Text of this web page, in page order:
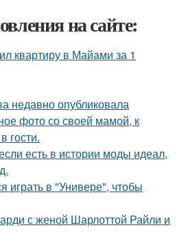
на сайте:
квартиру в Майами за 1
недавно опубликовала
фото со своей мамой, к
гости.
есть в истории моды идеал,
играть в "Универе", чтобы
с женой Шарлоттой Райли и